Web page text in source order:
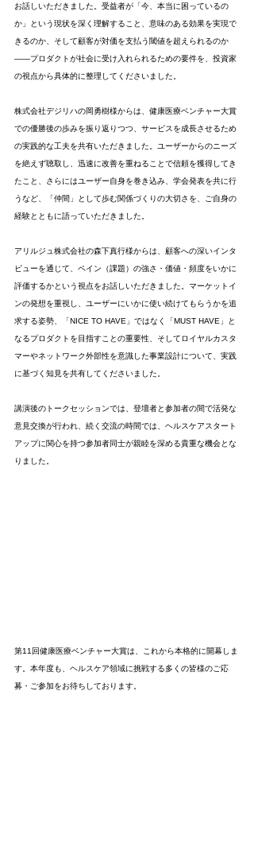
お話しいただきました。受益者が「今、本当に困っているの
か」という現状を深く理解すること、意味のある効果を実現で
きるのか、そして顧客が対価を支払う閾値を超えられるのか
——プロダクトが社会に受け入れられるための要件を、投資家
の視点から具体的に整理してくださいました。
株式会社デジリハの岡勇樹様からは、健康医療ベンチャー大賞
での優勝後の歩みを振り返りつつ、サービスを成長させるため
の実践的な工夫を共有いただきました。ユーザーからのニーズ
を絶えず聴取し、迅速に改善を重ねることで信頼を獲得してき
たこと、さらにはユーザー自身を巻き込み、学会発表を共に行
うなど、「仲間」として歩む関係づくりの大切さを、ご自身の
経験とともに語っていただきました。
アリルジュ株式会社の森下真行様からは、顧客への深いインタ
ビューを通じて、ペイン（課題）の強さ・価値・頻度をいかに
評価するかという視点をお話しいただきました。マーケットイ
ンの発想を重視し、ユーザーにいかに使い続けてもらうかを追
求する姿勢、「NICE TO HAVE」ではなく「MUST HAVE」と
なるプロダクトを目指すことの重要性、そしてロイヤルカスタ
マーやネットワーク外部性を意識した事業設計について、実践
に基づく知見を共有してくださいました。
講演後のトークセッションでは、登壇者と参加者の間で活発な
意見交換が行われ、続く交流の時間では、ヘルスケアスタート
アップに関心を持つ参加者同士が親睦を深める貴重な機会とな
りました。
第11回健康医療ベンチャー大賞は、これから本格的に開幕しま
す。本年度も、ヘルスケア領域に挑戦する多くの皆様のご応
募・ご参加をお待ちしております。